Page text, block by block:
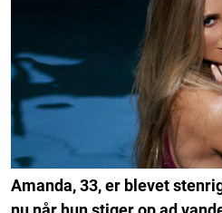
Amanda, 33, er blevet